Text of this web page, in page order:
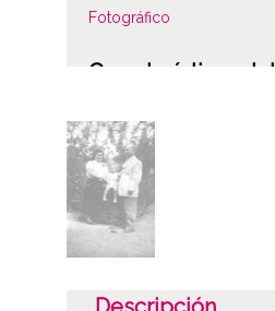
Fotográfico
Características del
Gelatina D. O. P.
Características físicas:
Fecha
1945-00-00